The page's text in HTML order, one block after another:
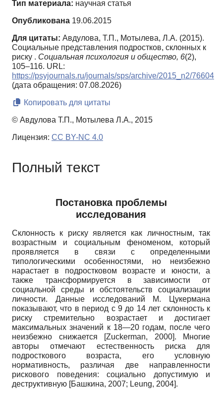
Тип материала: научная статья
Опубликована 19.06.2015
Для цитаты: Авдулова, Т.П., Мотылева, Л.А. (2015).
Социальные представления подростков, склонных к
риску . Социальная психология и общество, 6(2),
105–116. URL:
https://psyjournals.ru/journals/sps/archive/2015_n2/76604
(дата обращения: 07.08.2026)
Копировать для цитаты
© Авдулова Т.П., Мотылева Л.А., 2015
Лицензия: CC BY-NC 4.0
Полный текст
Постановка проблемы
исследования
Склонность к риску является как личностным, так
возрастным и социальным феноменом, который
проявляется в связи с определенными
типологическими особенностями, но неизбежно
нарастает в подростковом возрасте и юности, а
также трансформируется в зависимости от
социальной среды и обстоятельств социализации
личности. Данные исследований М. Цукермана
показывают, что в период с 9 до 14 лет склонность к
риску стремительно возрастает и достигает
максимальных значений к 18—20 годам, после чего
неизбежно снижается
[Zuckerman, 2000]. Многие
авторы отмечают естественность риска для
подросткового возраста, его условную
нормативность, различая две направленности
рискового поведения: социально допустимую и
деструктивную [Башкина, 2007; Leung, 2004].